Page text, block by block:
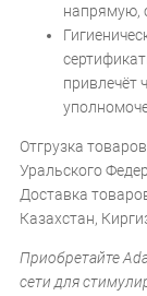
напрямую,
привлечёт
Отгрузка
Уральского
Доставка
Казахстан,
Приобретайте
сети для